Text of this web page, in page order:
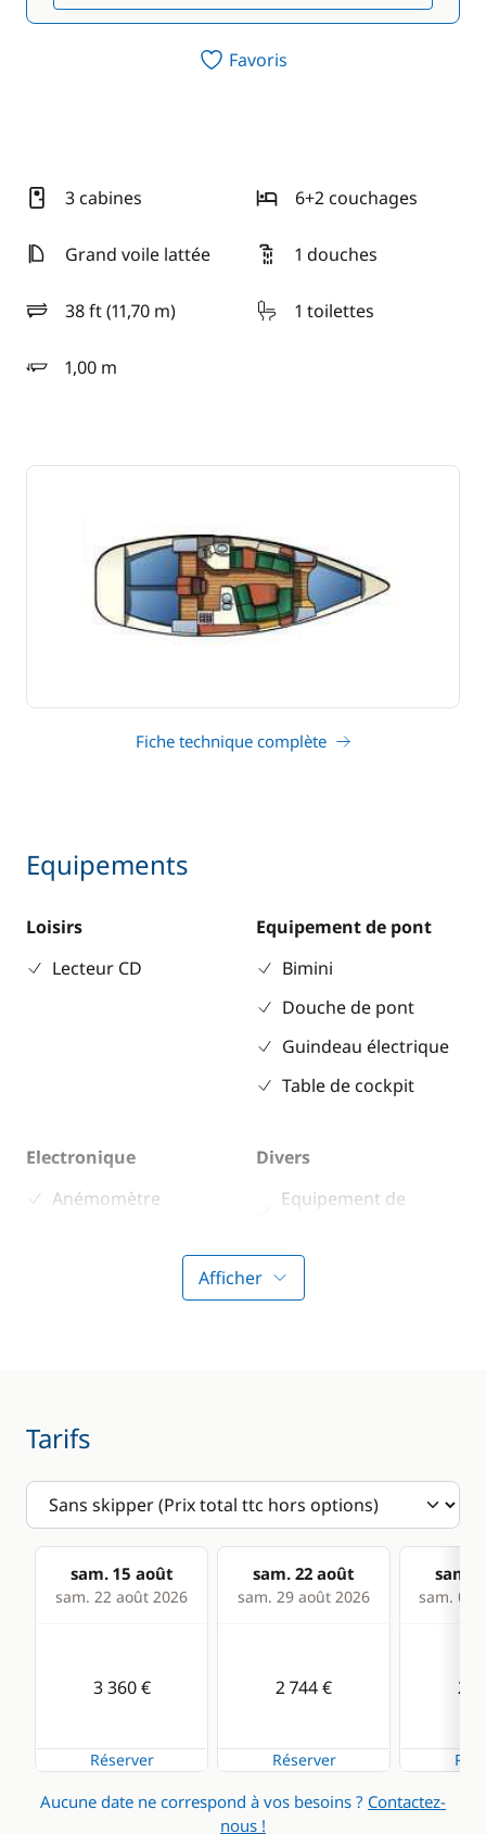
Favoris
3 cabines 6+2 couchages
Grand voile lattée 1 douches
38 ft (11,70 m)
longueur 1 toilettes
1,00 m
tirant d'eau
Fiche technique complète
Equipements
Loisirs
Lecteur CD
Equipement de pont
Bimini
Douche de pont
Guindeau électrique
Table de cockpit
Electronique
Anémomètre
Divers
Equipement de
Guide & cartes
Cuisinière
Réfrigérateur
Chauffage
Eau chaude
Afficher
Tarifs
sam. 15 août
sam. 22 août 2026
sam. 22 août
sam. 29 août 2026
sam.
sam. 05
3 360 €
Réserver
2 744 €
Réserver
2
Aucune date ne correspond à vos besoins ? Contactez-
nous !